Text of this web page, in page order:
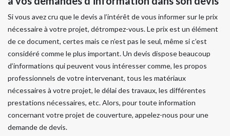
Si vous avez cru que le devis a l’intérêt de vous informer sur le prix
nécessaire à votre projet, détrompez-vous. Le prix est un élément
de ce document, certes mais ce n’est pas le seul, même si c’est
considéré comme le plus important. Un devis dispose beaucoup
d’informations qui peuvent vous intéresser comme, les propos
professionnels de votre intervenant, tous les matériaux
nécessaires à votre projet, le délai des travaux, les différentes
prestations nécessaires, etc. Alors, pour toute information
concernant votre projet de couverture, appelez-nous pour une
demande de devis.